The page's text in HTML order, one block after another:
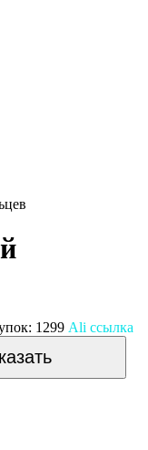
1299 Ali ссылка